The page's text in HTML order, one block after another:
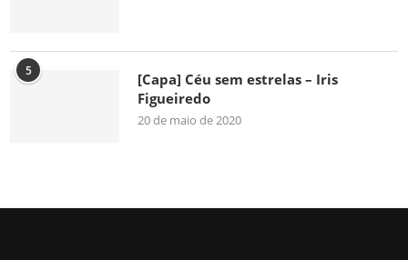
5
[Capa] Céu sem estrelas – Iris
Figueiredo
20 de maio de 2020